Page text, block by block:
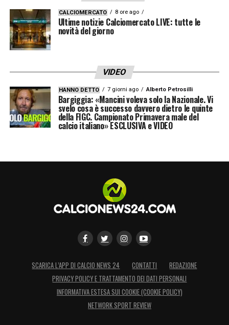
CALCIOMERCATO 8 ore ago
Ultime notizie Calciomercato LIVE: tutte le
novità del giorno
VIDEO
HANNO DETTO 7 giorni ago Alberto Petrosilli
Bargiggia: «Mancini voleva solo la Nazionale. Vi
svelo cosa è successo davvero dietro le quinte
della FIGC. Campionato Primavera male del
calcio italiano» ESCLUSIVA e VIDEO
SCARICA L’APP DI CALCIO NEWS 24 CONTATTI
REDAZIONE
PRIVACY POLICY E TRATTAMENTO DEI DATI PERSONALI
INFORMATIVA ESTESA SUI COOKIE (COOKIE POLICY)
NETWORK SPORT REVIEW